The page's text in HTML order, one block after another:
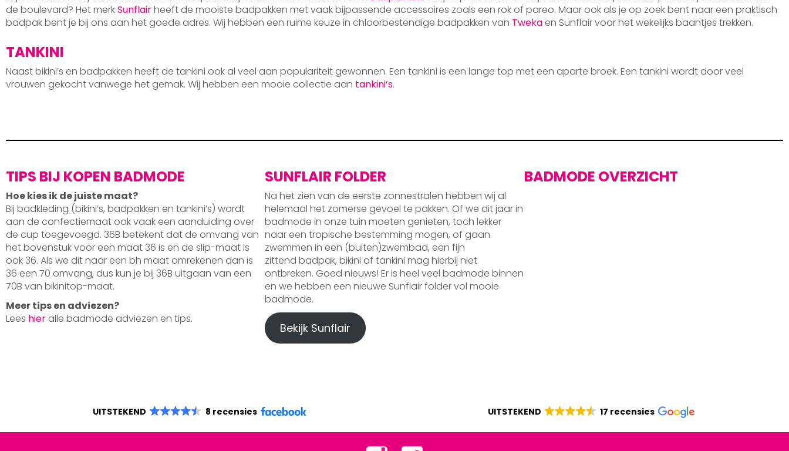
de boulevard? Het merkSunflairheeft de mooiste badpakken met vaak bijpassende accessoires zoals een rok of pareo. Maar ook als je op zoek bent naar een praktisch
badpak bent je bij ons aan het goede adres. Wij hebben een ruime keuze in chloorbestendige badpakken van Tweka en Sunflair voor het wekelijks baantjes trekken.
TANKINI
Naast bikini’s en badpakken heeft de tankini ook al veel aan populariteit gewonnen. Een tankini is een lange top met een aparte broek. Een tankini wordt door veel
vrouwen gekocht vanwege het gemak. Wij hebben een mooie collectie aan tankini’s.
TIPS BIJ KOPEN BADMODE
Hoe kies ik de juiste maat?
Bij badkleding (bikini’s, badpakken en tankini’s) wordt
aan de confectiemaat ook vaak een aanduiding over
de cup toegevoegd. 36B betekent dat de omvang van
het bovenstuk voor een maat 36 is en de slip-maat is
ook 36. Als we dit naar een bh maat omrekenen dan is
36 een 70 omvang, dus kun je bij 36B uitgaan van een
70B van bikinitop-maat.
Meer tips en adviezen?
Lees hier alle badmode adviezen en tips.
SUNFLAIR FOLDER
Na het zien van de eerste zonnestralen hebben wij al
helemaal het zomerse gevoel te pakken. Of we dit jaar in
badmode in onze tuin moeten genieten, toch lekker
naar een tropische bestemming mogen, of gaan
zwemmen in een (buiten)zwembad, een fijn
zittend badpak, bikini of tankini mag hierbij niet
ontbreken. Goed nieuws! Er is heel veel badmode binnen
en we hebben een nieuwe Sunflair folder vol mooie
badmode.
Bekijk Sunflair
BADMODE OVERZICHT
UITSTEKEND 8 recensies UITSTEKEND 17 recensies